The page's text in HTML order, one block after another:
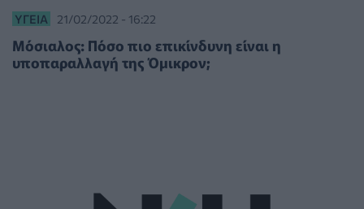
ΥΓΕΊΑ 21/02/2022 - 16:22
Μόσιαλος: Πόσο πιο επικίνδυνη είναι η
υποπαραλλαγή της Όμικρον;